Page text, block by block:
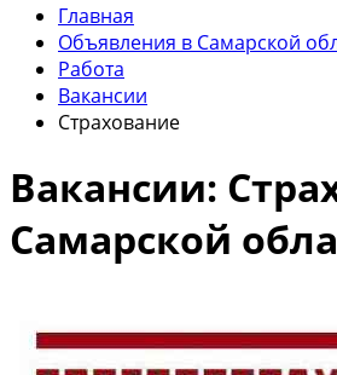
Главная
Объявления в Самарской
Работа
Вакансии
Страхование
Вакансии:
Самарской